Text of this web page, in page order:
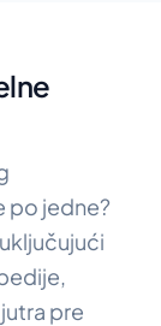
po jedne?
pre